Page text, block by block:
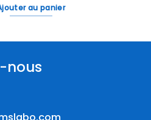
au panier
nous